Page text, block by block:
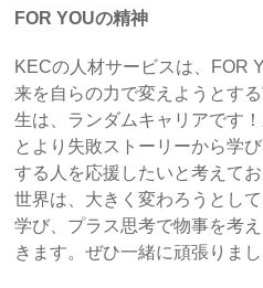
FOR YOUの精神
KECの人材サービスは、FOR
来を自らの力で変えようとす
生は、ランダムキャリアです
とより失敗ストーリーから学
する人を応援したいと考えて
世界は、大きく変わろうとし
学び、プラス思考で物事を考
きます。ぜひ一緒に頑張りまし